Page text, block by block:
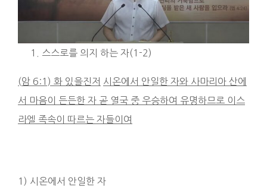
스스로를 의지 하는 자(1-2)
(암 6:1) 화 있을진저 시온에서 안일한 자와 사마리아 산에
서 마음이 든든한 자 곧 열국 중 우승하여 유명하므로 이스
라엘 족속이 따르는 자들이여
1) 시온에서 안일한 자